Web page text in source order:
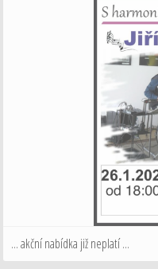
... akční nabídka již neplatí ...